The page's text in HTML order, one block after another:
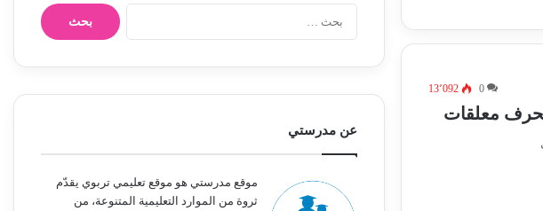
0 13٬092
معلقات
ح
عن مدرستي
موقع مدرستي هو موقع تعليمي تربوي يقدّم
ثروة من الموارد التعليمية المتنوعة، من